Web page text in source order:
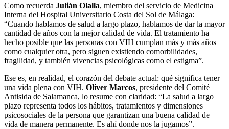
Como recuerda Julián Olalla, miembro del servicio de Medicina
Interna del Hospital Universitario Costa del Sol de Málaga:
“Cuando hablamos de salud a largo plazo, hablamos de dar la mayor
cantidad de años con la mejor calidad de vida. El tratamiento ha
hecho posible que las personas con VIH cumplan más y más años
como cualquier otra, pero siguen existiendo comorbilidades,
fragilidad, y también vivencias psicológicas como el estigma”.
Ese es, en realidad, el corazón del debate actual: qué significa tener
una vida plena con VIH. Oliver Marcos, presidente del Comité
Antisida de Salamanca, lo resume con claridad: “La salud a largo
plazo representa todos los hábitos, tratamientos y dimensiones
psicosociales de la persona que garantizan una buena calidad de
vida de manera permanente. Es ahí donde nos la jugamos”.